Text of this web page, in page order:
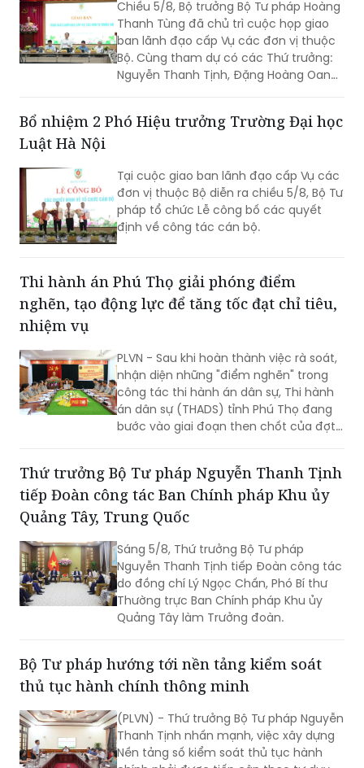
Chiều 5/8, Bộ trưởng Bộ Tư pháp Hoàng
Thanh Tùng đã chủ trì cuộc họp giao
ban lãnh đạo cấp Vụ các đơn vị thuộc
Bộ. Cùng tham dự có các Thứ trưởng:
Nguyễn Thanh Tịnh, Đặng Hoàng Oanh,
Bổ nhiệm 2 Phó Hiệu trưởng Trường Đại học
Luật Hà Nội
Tại cuộc giao ban lãnh đạo cấp Vụ các
đơn vị thuộc Bộ diễn ra chiều 5/8, Bộ Tư
pháp tổ chức Lễ công bố các quyết
định về công tác cán bộ.
Thi hành án Phú Thọ giải phóng điểm
nghẽn, tạo động lực để tăng tốc đạt chỉ tiêu,
nhiệm vụ
PLVN - Sau khi hoàn thành việc rà soát,
nhận diện những "điểm nghẽn" trong
công tác thi hành án dân sự, Thi hành
án dân sự (THADS) tỉnh Phú Thọ đang
bước vào giai đoạn then chốt của đợt
động lực để tăng tốc hoàn thành các
chỉ tiêu, nhiệm vụ năm 2026.
Thứ trưởng Bộ Tư pháp Nguyễn Thanh Tịnh
tiếp Đoàn công tác Ban Chính pháp Khu ủy
Quảng Tây, Trung Quốc
Sáng 5/8, Thứ trưởng Bộ Tư pháp
Nguyễn Thanh Tịnh tiếp Đoàn công tác
do đồng chí Lý Ngọc Chấn, Phó Bí thư
Thường trực Ban Chính pháp Khu ủy
Quảng Tây làm Trưởng đoàn.
Bộ Tư pháp hướng tới nền tảng kiểm soát
thủ tục hành chính thông minh
(PLVN) - Thứ trưởng Bộ Tư pháp Nguyễn
Thanh Tịnh nhấn mạnh, việc xây dựng
Nền tảng số kiểm soát thủ tục hành